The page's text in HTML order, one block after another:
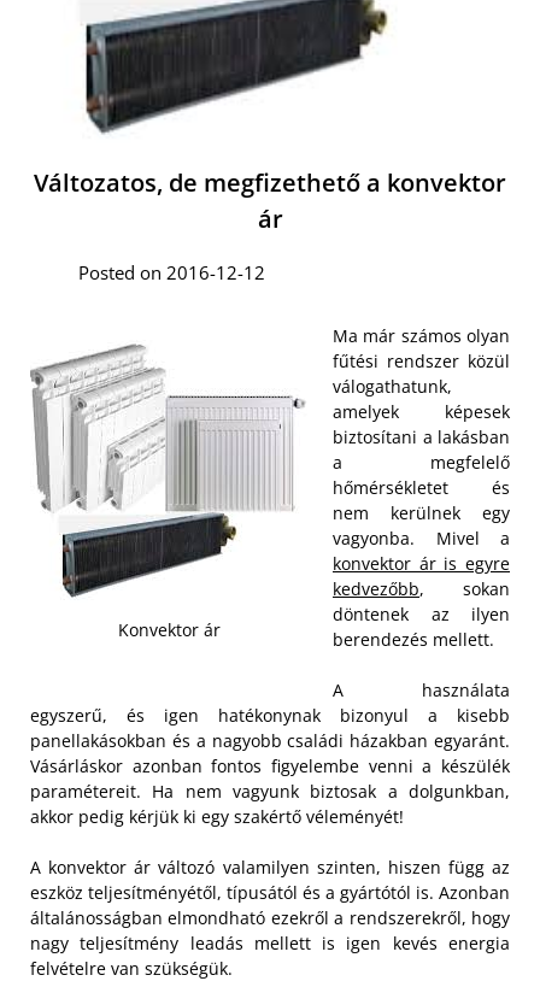
Változatos, de megfizethető a konvektor
ár
Posted on 2016-12-12
Konvektor ár
Ma már számos olyan
fűtési rendszer közül
válogathatunk,
amelyek képesek
biztosítani a lakásban
a megfelelő
hőmérsékletet és
nem kerülnek egy
vagyonba. Mivel a
konvektor ár is egyre
kedvezőbb, sokan
döntenek az ilyen
berendezés mellett.
A használata
egyszerű, és igen hatékonynak bizonyul a kisebb
panellakásokban és a nagyobb családi házakban egyaránt.
Vásárláskor azonban fontos figyelembe venni a készülék
paramétereit. Ha nem vagyunk biztosak a dolgunkban,
akkor pedig kérjük ki egy szakértő véleményét!
A konvektor ár változó valamilyen szinten, hiszen függ az
eszköz teljesítményétől, típusától és a gyártótól is. Azonban
általánosságban elmondható ezekről a rendszerekről, hogy
nagy teljesítmény leadás mellett is igen kevés energia
felvételre van szükségük.